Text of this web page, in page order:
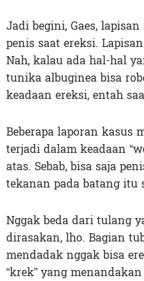
Jadi begini, Gaes,
penis saat ereksi.
Nah, kalau ada hal-hal
tunika albuginea bisa
keadaan ereksi, entah
Beberapa laporan kasus
terjadi dalam keadaan
atas. Sebab, bisa saja
tekanan pada batang itu
Nggak beda dari tulang
dirasakan, lho. Bagian
mendadak nggak bisa
“krek” yang